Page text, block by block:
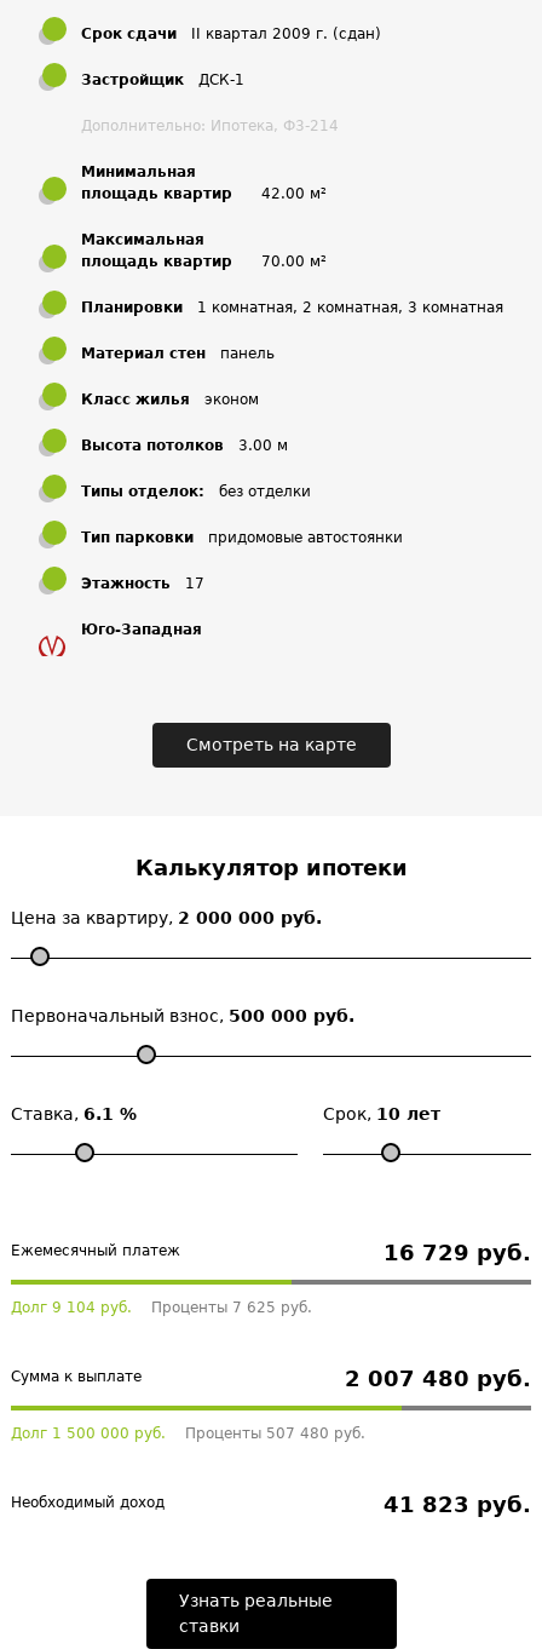
Срок сдачи II квартал 2009 г. (сдан)
Застройщик ДСК-1
Дополнительно: Ипотека, Ф3-214
Минимальная
площадь квартир
42.00 м²
Максимальная
площадь квартир
70.00 м²
Планировки 1 комнатная, 2 комнатная, 3 комнатная
Материал стен панель
Класс жилья эконом
Высота потолков 3.00 м
Типы отделок: без отделки
Тип парковки придомовые автостоянки
Этажность 17
Юго-Западная
Смотреть на карте
Калькулятор ипотеки
Цена за квартиру, 2 000 000 руб.
Первоначальный взнос, 500 000 руб.
Ставка, 6.1 % Срок, 10 лет
Ежемесячный платеж 16 729 руб.
Долг 9 104 руб. Проценты 7 625 руб.
Сумма к выплате 2 007 480 руб.
Долг 1 500 000 руб. Проценты 507 480 руб.
Необходимый доход 41 823 руб.
Узнать реальные
ставки